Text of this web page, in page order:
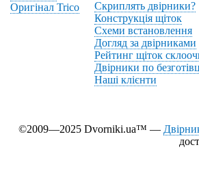
Оригінал Trico
Скриплять двірники?
Конструкція щіток
Схеми встановлення
Догляд за двірниками
Рейтинг щіток
Двірники по
Наші клієнти
©2009—2025 Dvorniki.ua™ —